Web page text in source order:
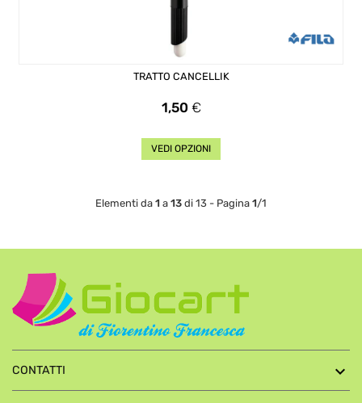
TRATTO CANCELLIK
Prezzo
1,50 €
VEDI OPZIONI
Elementi da 1 a 13 di 13 - Pagina 1/1
CONTATTI 